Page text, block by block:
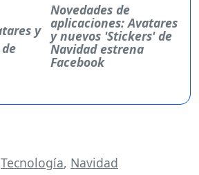
Novedades de
aplicaciones: Avatares
y nuevos 'Stickers' de
Navidad estrena
Facebook
Tecnología, Navidad